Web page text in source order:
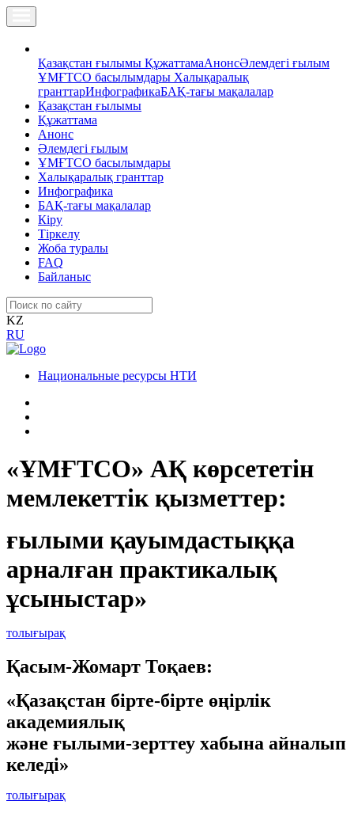
Қазақстан ғылымы ҚұжаттамаАнонсӘлемдегі ғылым
ҰМҒТСО басылымдары Халықаралық
гранттарИнфографикаБАҚ-тағы мақалалар
Қазақстан ғылымы
Құжаттама
Анонс
Әлемдегі ғылым
ҰМҒТСО басылымдары
Халықаралық гранттар
Инфографика
БАҚ-тағы мақалалар
Кіру
Тіркелу
Жоба туралы
FAQ
Байланыс
KZ
RU
Национальные ресурсы НТИ
«ҰМҒТСО» АҚ көрсететін
мемлекеттік қызметтер:
ғылыми қауымдастыққа
арналған практикалық
ұсыныстар»
толығырақ
Қасым-Жомарт Тоқаев:
«Қазақстан бірте-бірте өңірлік
академиялық
және ғылыми-зерттеу хабына айналып
келеді»
толығырақ